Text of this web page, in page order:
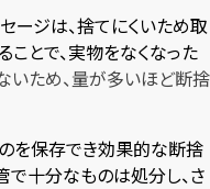
ージは、捨てにくいため取
ことで、実物をなくなった
いため、量が多いほど断捨
を保存でき効果的な断捨
で十分なものは処分し、さ